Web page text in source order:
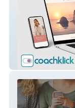
Therapie-Weber